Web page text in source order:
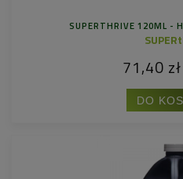
SUPERTHRIVE 120ML -
71,40 zł
DO